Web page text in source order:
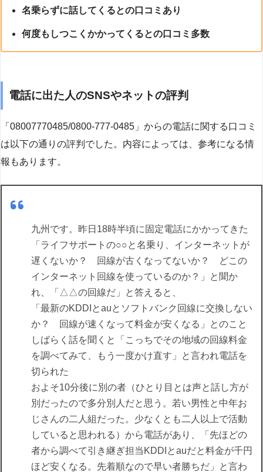
名乗らずに話してくるとの口コミあり
何度もしつこくかかってくるとの口コミ多数
電話に出た人のSNSやネットの評判
「08007770485/0800-777-0485」からの電話に関する口コミ
は以下の通りの評判でした。内容によっては、参考になる情
報もあります。
九州です。昨日18時半頃に固定電話にかかってきた
「ライフサポートの○○と名乗り、インターネットが
遅くないか？ 回線が古くなってないか？ どこの
インターネット回線を使っているのか？」と聞か
れ、「△△の回線だ」と答えると、
「最新のKDDIとauとソフトバンク回線に交換しない
か？ 回線が速くなって料金が安くなる」とのこと
しばらく話を聞くと「こっちでその地域の回線料金
を調べてみて、もう一度かけ直す」と言われ電話を
切られた
およそ10分後に別の者（ひとり目とは声と話し方が
別だったので多分別人だと思う。若い男性と中年お
じさんの二人組だった。少なくとも二人以上で活動
していると思われる）から電話があり、「先ほどの
者から調べて引き継ぎ担当KDDIとauだと料金が千円
ほど安くなる。先着順なので早い者勝ちだ」と言わ